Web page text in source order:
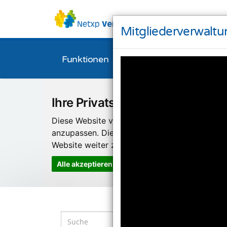
Ihre Privatsphäre ist uns wichtig
Diese Website verwendet Cookies und
anzupassen. Diese Technologien nutzen wir
Website weiter zu entwickeln.
Alle akzeptieren
Funktionen Bestellen